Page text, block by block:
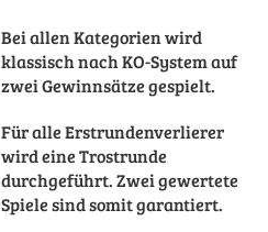
Bei allen Kategorien wird
klassisch nach KO-System auf
zwei Gewinnsätze gespielt.
Für alle Erstrundenverlierer
wird eine Trostrunde
durchgeführt. Zwei gewertete
Spiele sind somit garantiert.